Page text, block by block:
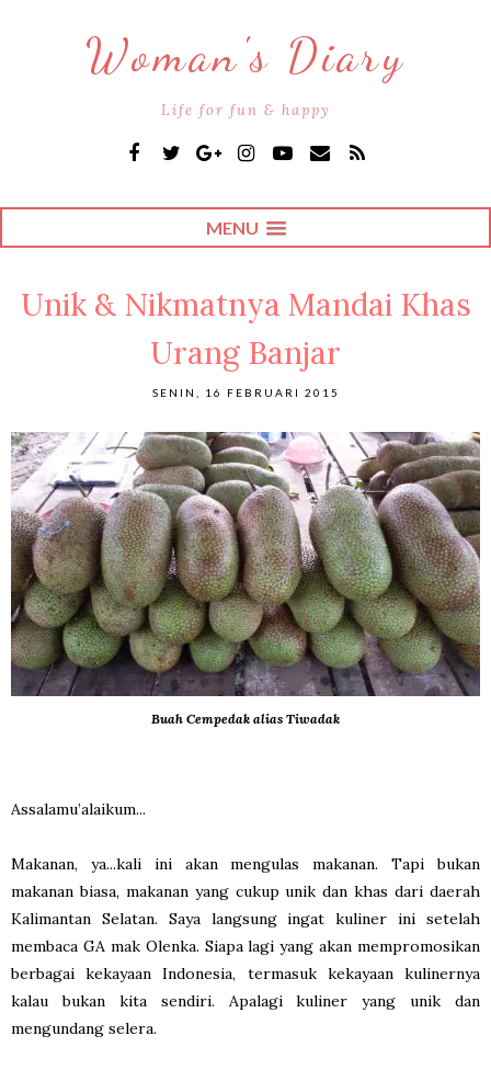
Woman's Diary
Life for fun & happy
MENU
Unik & Nikmatnya Mandai Khas
Urang Banjar
SENIN, 16 FEBRUARI 2015
Buah Cempedak alias Tiwadak
Assalamu’alaikum...
Makanan, ya...kali ini akan mengulas makanan. Tapi bukan
makanan biasa, makanan yang cukup unik dan khas dari daerah
Kalimantan Selatan. Saya langsung ingat kuliner ini setelah
membaca GA mak Olenka. Siapa lagi yang akan mempromosikan
berbagai kekayaan Indonesia, termasuk kekayaan kulinernya
kalau bukan kita sendiri. Apalagi kuliner yang unik dan
mengundang selera.